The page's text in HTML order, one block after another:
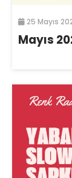
25 Mayıs
Mayıs